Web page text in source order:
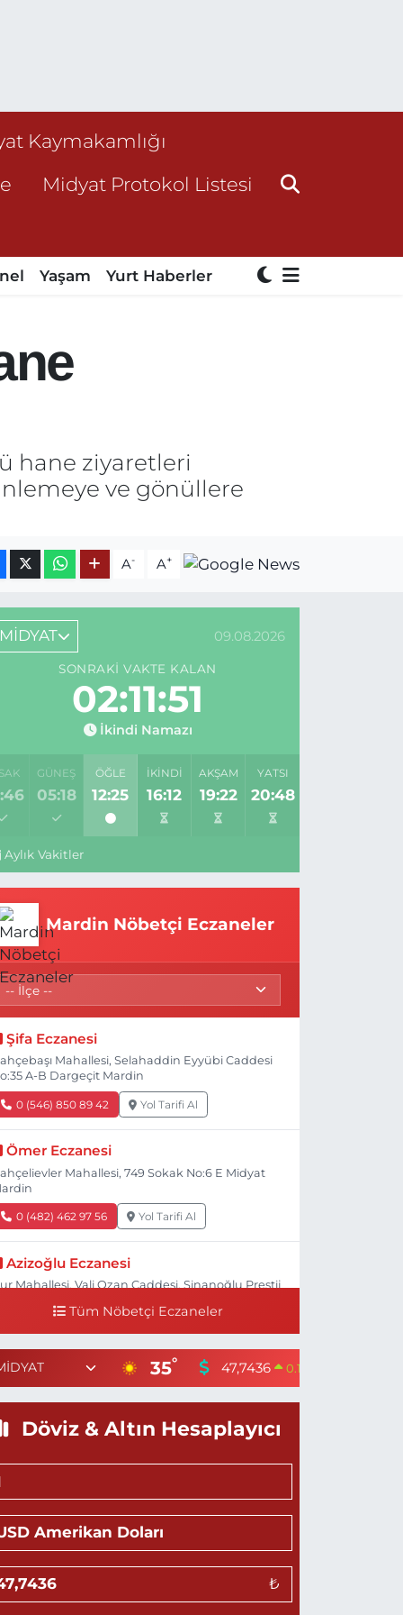
Kaymakamlığı
Midyat Protokol Listesi
Yaşam Yurt Haberler
hane ziyaretleri
ve gönüllere
A- A+
MİDYAT 09.08.2026
SONRAKI VAKTE KALAN
02:11:51
İkindi Namazı
GÜNEŞ
05:18
ÖĞLE
12:25
İKINDI
16:12
AKŞAM
19:22
YATSI
20:48
Aylık Vakitler
Mardin Nöbetçi Eczaneler
Şifa Eczanesi
Mahallesi, Selahaddin Eyyübi Caddesi
A-B Dargeçit Mardin
0 (546) 850 89 42 Yol Tarifi Al
Ömer Eczanesi
Mahallesi, 749 Sokak No:6 E Midyat
0 (482) 462 97 56 Yol Tarifi Al
Azizoğlu Eczanesi
Mahallesi, Vali Ozan Caddesi, Sinanoğlu Prestij
Halk Eczanesi
0 (545) 581 15 85 Yol Tarifi Al
0 (482) 312 25 74 Yol Tarifi Al
Değer Eczanesi
Tüm Nöbetçi Eczaneler
35° 47,7436 0.18
Döviz & Altın Hesaplayıcı
₺